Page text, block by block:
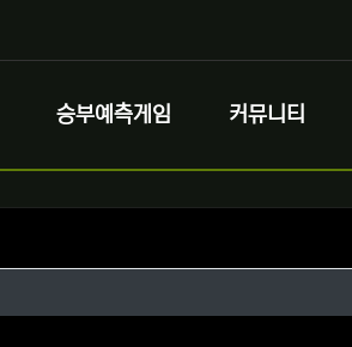
승부예측게임 커뮤니티